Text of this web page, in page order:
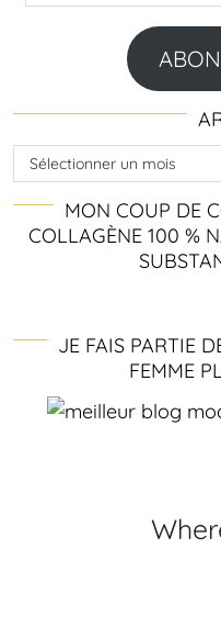
e-
Archives
MON COUP DE
COLLAGÈNE 100 %
JE FAIS PARTIE
FEMME